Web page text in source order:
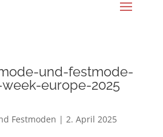
und-festmode-
europe-2025
Festmoden | 2. April 2025